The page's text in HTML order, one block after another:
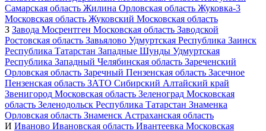
Самарская область Жилина Орловская область Жуковка-3
Московская область Жуковский Московская область
З Завода Мосрентген Московская область Заводской
Ростовская область Завьялово Удмуртская Республика Заинск
Республика Татарстан Западные Шунды Удмуртская
Республика Западный Челябинская область Зареченский
Орловская область Заречный Пензенская область Засечное
Пензенская область ЗАТО Сибирский Алтайский край
Звенигород Московская область Зеленоград Московская
область Зеленодольск Республика Татарстан Знаменка
Орловская область Знаменск Астраханская область
И Иваново Ивановская область Ивантеевка Московская